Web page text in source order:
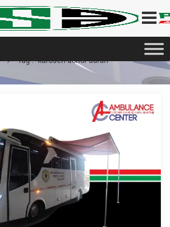
Tag : "karoseri donor darah"